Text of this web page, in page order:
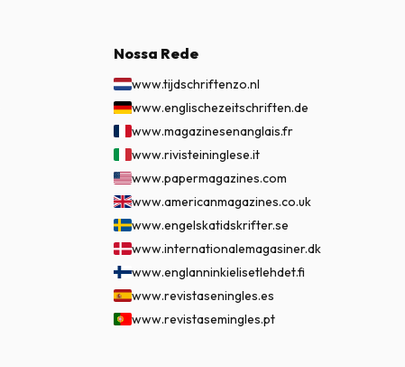
Nossa Rede
www.tijdschriftenzo.nl
www.englischezeitschriften.de
www.magazinesenanglais.fr
www.rivisteininglese.it
www.papermagazines.com
www.americanmagazines.co.uk
www.engelskatidskrifter.se
www.internationalemagasiner.dk
www.englanninkielisetlehdet.fi
www.revistaseningles.es
www.revistasemingles.pt